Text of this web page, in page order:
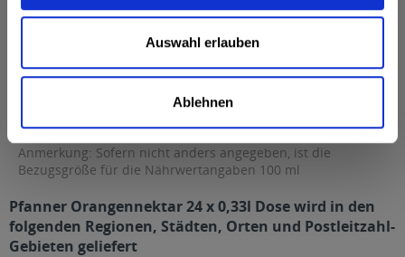
Auswahl erlauben
Ablehnen
Kohlenhydrate
9,3 g
9,3 g
Eiweiß
<0,5 g
0,01 g
Anmerkung: Sofern nicht anders angegeben, ist die
Bezugsgröße für die Nährwertangaben 100 ml
Pfanner Orangennektar 24 x 0,33l Dose wird in den
folgenden Regionen, Städten, Orten und Postleitzahl-
Gebieten geliefert